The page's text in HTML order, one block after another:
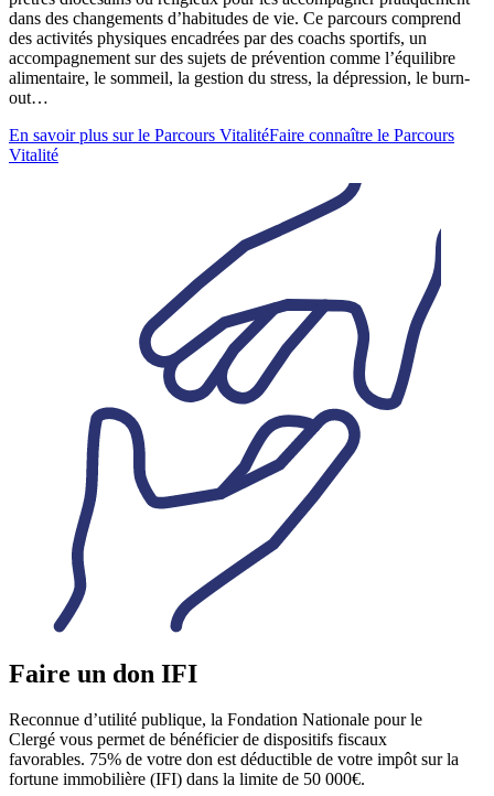
dans des changements d’habitudes de vie. Ce parcours comprend
des activités physiques encadrées par des coachs sportifs, un
accompagnement sur des sujets de prévention comme l’équilibre
alimentaire, le sommeil, la gestion du stress, la dépression, le burn-
out…
En savoir plus sur le Parcours VitalitéFaire connaître le Parcours
Vitalité
Faire un don IFI
Reconnue d’utilité publique, la Fondation Nationale pour le
Clergé vous permet de bénéficier de dispositifs fiscaux
favorables. 75% de votre don est déductible de votre impôt sur la
fortune immobilière (IFI) dans la limite de 50 000€.